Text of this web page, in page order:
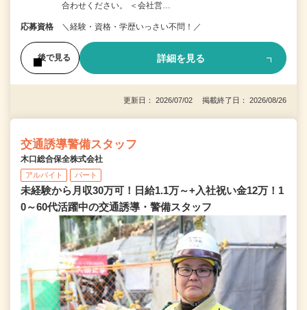
合わせください。 ＜会社営…
応募資格 ＼経験・資格・学歴いっさい不問！／
後で見る 詳細を見る
更新日： 2026/07/02 掲載終了日： 2026/08/26
交通誘導警備スタッフ
木口総合保全株式会社
アルバイト パート
未経験から月収30万可！日給1.1万～+入社祝い金12万！1
0～60代活躍中の交通誘導・警備スタッフ